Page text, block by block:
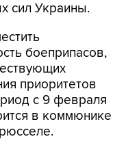
сил Украины.
боеприпасов,
приоритетов
с 9 февраля
в коммюнике